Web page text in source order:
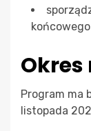
Program ma
listopada